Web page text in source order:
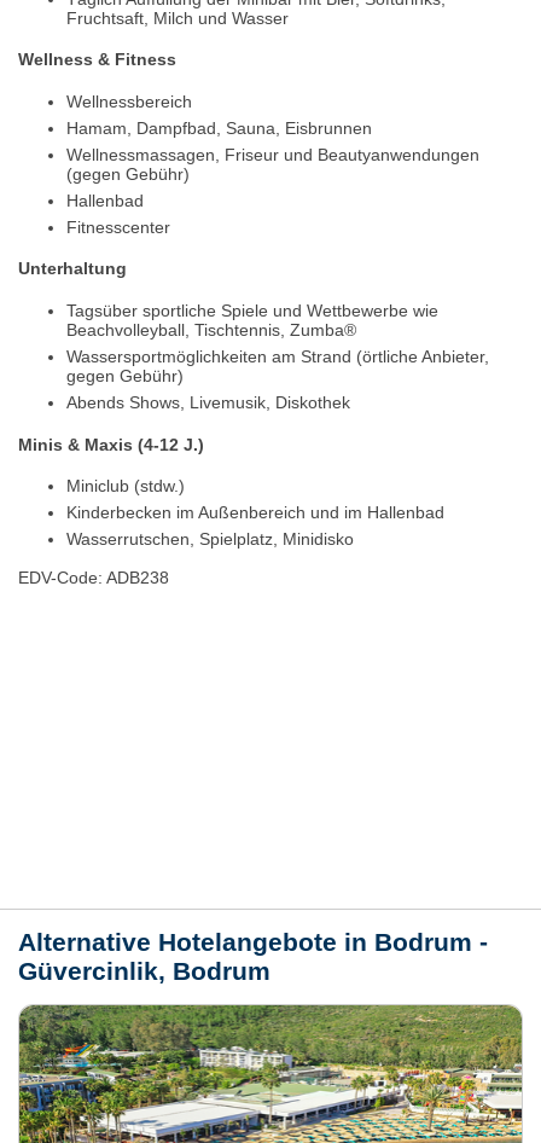
Fruchtsaft, Milch und Wasser
Wellness & Fitness
Wellnessbereich
Hamam, Dampfbad, Sauna, Eisbrunnen
Wellnessmassagen, Friseur und Beautyanwendungen
(gegen Gebühr)
Hallenbad
Fitnesscenter
Unterhaltung
Tagsüber sportliche Spiele und Wettbewerbe wie
Beachvolleyball, Tischtennis, Zumba®
Wassersportmöglichkeiten am Strand (örtliche Anbieter,
gegen Gebühr)
Abends Shows, Livemusik, Diskothek
Minis & Maxis (4-12 J.)
Miniclub (stdw.)
Kinderbecken im Außenbereich und im Hallenbad
Wasserrutschen, Spielplatz, Minidisko
EDV-Code: ADB238
Alternative Hotelangebote in Bodrum -
Güvercinlik, Bodrum